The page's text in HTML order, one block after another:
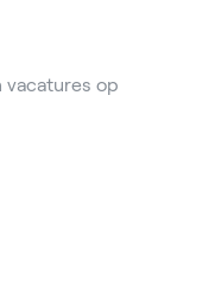
vacatures op